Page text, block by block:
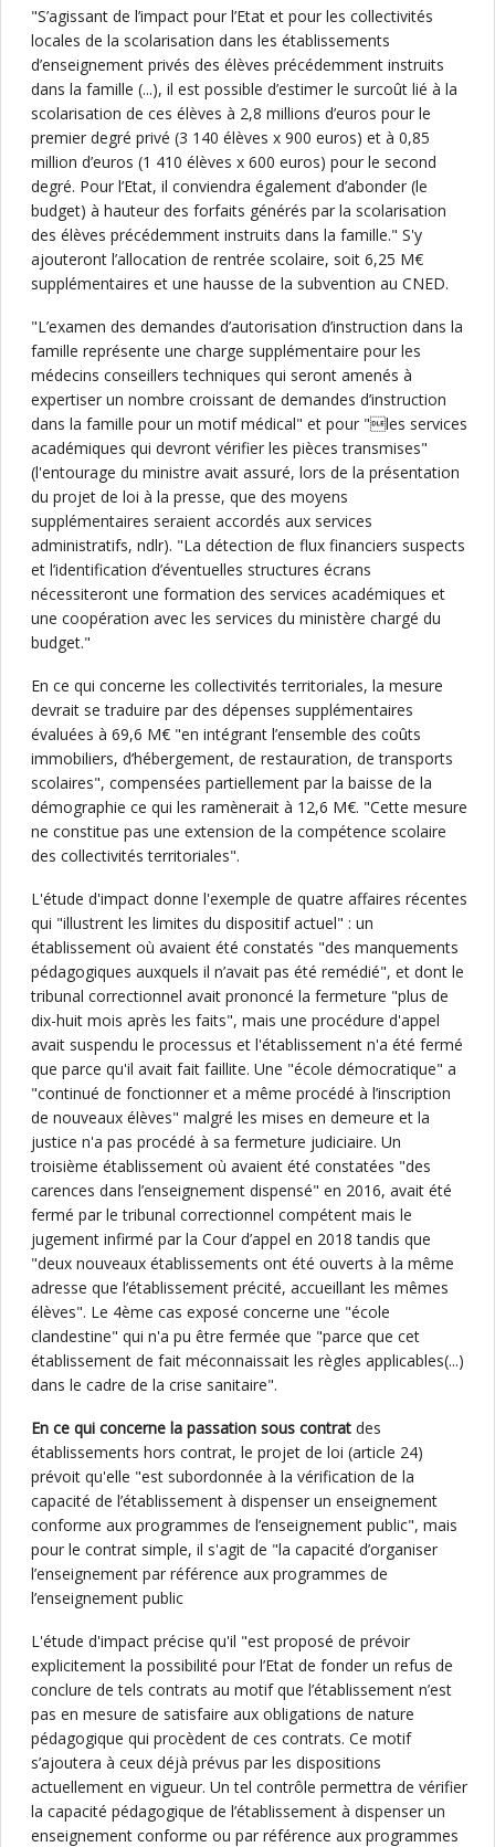
"S’agissant de l’impact pour l’Etat et pour les collectivités
locales de la scolarisation dans les établissements
d’enseignement privés des élèves précédemment instruits
dans la famille (...), il est possible d’estimer le surcoût lié à la
scolarisation de ces élèves à 2,8 millions d’euros pour le
premier degré privé (3 140 élèves x 900 euros) et à 0,85
million d’euros (1 410 élèves x 600 euros) pour le second
degré. Pour l’Etat, il conviendra également d’abonder (le
budget) à hauteur des forfaits générés par la scolarisation
des élèves précédemment instruits dans la famille." S'y
ajouteront l’allocation de rentrée scolaire, soit 6,25 M€
supplémentaires et une hausse de la subvention au CNED.
"L’examen des demandes d’autorisation d’instruction dans la
famille représente une charge supplémentaire pour les
médecins conseillers techniques qui seront amenés à
expertiser un nombre croissant de demandes d’instruction
dans la famille pour un motif médical" et pour "les services
académiques qui devront vérifier les pièces transmises"
(l'entourage du ministre avait assuré, lors de la présentation
du projet de loi à la presse, que des moyens
supplémentaires seraient accordés aux services
administratifs, ndlr). "La détection de flux financiers suspects
et l’identification d’éventuelles structures écrans
nécessiteront une formation des services académiques et
une coopération avec les services du ministère chargé du
budget."
En ce qui concerne les collectivités territoriales, la mesure
devrait se traduire par des dépenses supplémentaires
évaluées à 69,6 M€ "en intégrant l’ensemble des coûts
immobiliers, d’hébergement, de restauration, de transports
scolaires", compensées partiellement par la baisse de la
démographie ce qui les ramènerait à 12,6 M€. "Cette mesure
ne constitue pas une extension de la compétence scolaire
des collectivités territoriales".
L'étude d'impact donne l'exemple de quatre affaires récentes
qui "illustrent les limites du dispositif actuel" : un
établissement où avaient été constatés "des manquements
pédagogiques auxquels il n’avait pas été remédié", et dont le
tribunal correctionnel avait prononcé la fermeture "plus de
dix-huit mois après les faits", mais une procédure d'appel
avait suspendu le processus et l'établissement n'a été fermé
que parce qu'il avait fait faillite. Une "école démocratique" a
"continué de fonctionner et a même procédé à l’inscription
de nouveaux élèves" malgré les mises en demeure et la
justice n'a pas procédé à sa fermeture judiciaire. Un
troisième établissement où avaient été constatées "des
carences dans l’enseignement dispensé" en 2016, avait été
fermé par le tribunal correctionnel compétent mais le
jugement infirmé par la Cour d’appel en 2018 tandis que
"deux nouveaux établissements ont été ouverts à la même
adresse que l’établissement précité, accueillant les mêmes
élèves". Le 4ème cas exposé concerne une "école
clandestine" qui n'a pu être fermée que "parce que cet
établissement de fait méconnaissait les règles applicables(...)
dans le cadre de la crise sanitaire".
En ce qui concerne la passation sous contrat des
établissements hors contrat, le projet de loi (article 24)
prévoit qu'elle "est subordonnée à la vérification de la
capacité de l’établissement à dispenser un enseignement
conforme aux programmes de l’enseignement public", mais
pour le contrat simple, il s'agit de "la capacité d’organiser
l’enseignement par référence aux programmes de
l’enseignement public
L'étude d'impact précise qu'il "est proposé de prévoir
explicitement la possibilité pour l’Etat de fonder un refus de
conclure de tels contrats au motif que l’établissement n’est
pas en mesure de satisfaire aux obligations de nature
pédagogique qui procèdent de ces contrats. Ce motif
s’ajoutera à ceux déjà prévus par les dispositions
actuellement en vigueur. Un tel contrôle permettra de vérifier
la capacité pédagogique de l’établissement à dispenser un
enseignement conforme ou par référence aux programmes